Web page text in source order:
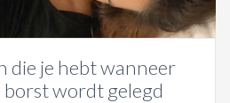
die je hebt wanneer
borst wordt gelegd